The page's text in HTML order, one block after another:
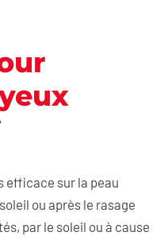
efficace sur la peau
ou après le rasage
par le soleil ou à cause